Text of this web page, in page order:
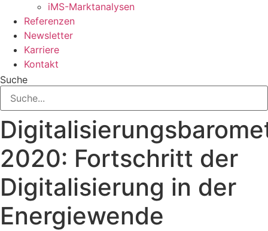
iMS-Marktanalysen
Referenzen
Newsletter
Karriere
Kontakt
Suche
2020: Fortschritt der
Digitalisierung in der
Energiewende